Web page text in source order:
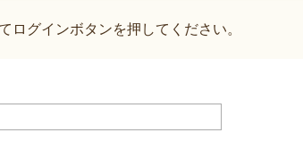
グインボタンを押してください。